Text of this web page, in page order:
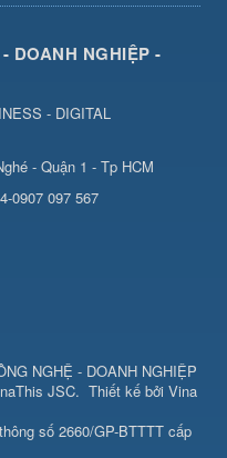
DOANH NGHIỆP -
- DIGITAL
- Quận 1 - Tp HCM
0907 097 567
NGHỆ - DOANH NGHIỆP
JSC. Thiết kế bởi Vina
số 2660/GP-BTTTT cấp